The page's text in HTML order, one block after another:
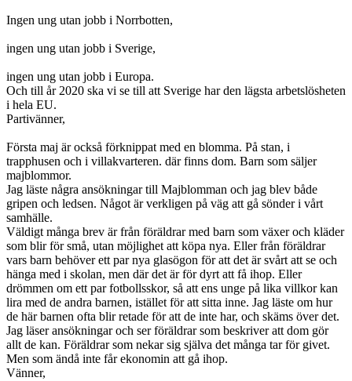
Ingen ung utan jobb i Norrbotten,
ingen ung utan jobb i Sverige,
ingen ung utan jobb i Europa.
Och till år 2020 ska vi se till att Sverige har den lägsta arbetslösheten
i hela EU.
Partivänner,
Första maj är också förknippat med en blomma. På stan, i
trapphusen och i villakvarteren. där finns dom. Barn som säljer
majblommor.
Jag läste några ansökningar till Majblomman och jag blev både
gripen och ledsen. Något är verkligen på väg att gå sönder i vårt
samhälle.
Väldigt många brev är från föräldrar med barn som växer och kläder
som blir för små, utan möjlighet att köpa nya. Eller från föräldrar
vars barn behöver ett par nya glasögon för att det är svårt att se och
hänga med i skolan, men där det är för dyrt att få ihop. Eller
drömmen om ett par fotbollsskor, så att ens unge på lika villkor kan
lira med de andra barnen, istället för att sitta inne. Jag läste om hur
de här barnen ofta blir retade för att de inte har, och skäms över det.
Jag läser ansökningar och ser föräldrar som beskriver att dom gör
allt de kan. Föräldrar som nekar sig själva det många tar för givet.
Men som ändå inte får ekonomin att gå ihop.
Vänner,